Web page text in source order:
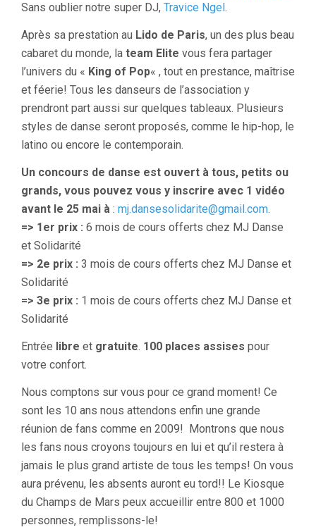
Sans oublier notre super DJ, Travice Ngel .
Après sa prestation au Lido de Paris, un des plus beau
cabaret du monde, la team Elite vous fera partager
l’univers du « King of Pop« , tout en prestance, maîtrise
et féerie! Tous les danseurs de l’association y
prendront part aussi sur quelques tableaux. Plusieurs
styles de danse seront proposés, comme le hip-hop, le
latino ou encore le contemporain.
Un concours de danse est ouvert à tous, petits ou
grands, vous pouvez vous y inscrire avec 1 vidéo
avant le 25 mai à : mj.dansesolidarite@gmail.com.
=> 1er prix : 6 mois de cours offerts chez MJ Danse
et Solidarité
=> 2e prix : 3 mois de cours offerts chez MJ Danse et
Solidarité
=> 3e prix : 1 mois de cours offerts chez MJ Danse et
Solidarité
Entrée libre et gratuite. 100 places assises pour
votre confort.
Nous comptons sur vous pour ce grand moment! Ce
sont les 10 ans nous attendons enfin une grande
réunion de fans comme en 2009! Montrons que nous
les fans nous croyons toujours en lui et qu’il restera à
jamais le plus grand artiste de tous les temps! On vous
aura prévenu, les absents auront eu tord!! Le Kiosque
du Champs de Mars peux accueillir entre 800 et 1000
personnes, remplissons-le!